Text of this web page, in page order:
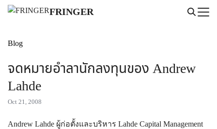
Skip
FRINGER
for:
Blog
จดหมายอำลานักลงทุนของ Andrew
Lahde
Oct 21, 2008
Andrew Lahde ผู้ก่อตั้งและบริหาร Lahde Capital Management